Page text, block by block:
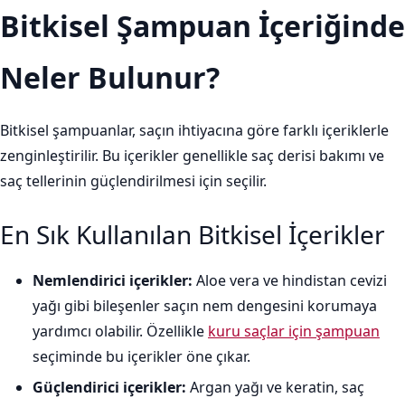
Bitkisel Şampuan İçeriğinde
Neler Bulunur?
Bitkisel şampuanlar, saçın ihtiyacına göre farklı içeriklerle
zenginleştirilir. Bu içerikler genellikle saç derisi bakımı ve
saç tellerinin güçlendirilmesi için seçilir.
En Sık Kullanılan Bitkisel İçerikler
Nemlendirici içerikler: Aloe vera ve hindistan cevizi
yağı gibi bileşenler saçın nem dengesini korumaya
yardımcı olabilir. Özellikle kuru saçlar için şampuan
seçiminde bu içerikler öne çıkar.
Güçlendirici içerikler: Argan yağı ve keratin, saç